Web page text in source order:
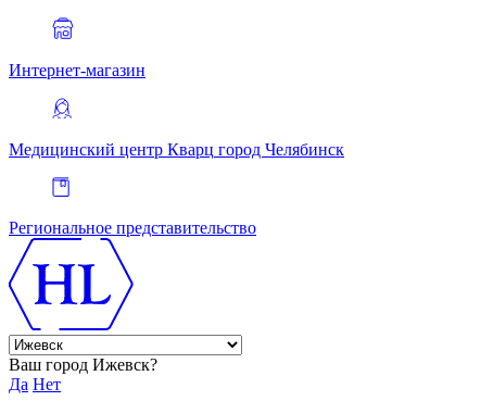
Интернет-магазин
Медицинский центр Кварц город Челябинск
Региональное представительство
Ваш город Ижевск?
Да Нет